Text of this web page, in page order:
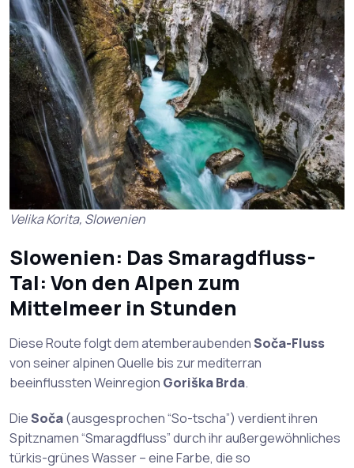
Velika Korita, Slowenien
Slowenien: Das Smaragdfluss-
Tal: Von den Alpen zum
Mittelmeer in Stunden
Diese Route folgt dem atemberaubendenSoča-Fluss
von seiner alpinen Quelle bis zur mediterran
beeinflussten Weinregion Goriška Brda.
DieSoča(ausgesprochen “So-tscha”) verdient ihren
Spitznamen “Smaragdfluss” durch ihr außergewöhnliches
türkis-grünes Wasser – eine Farbe, die so